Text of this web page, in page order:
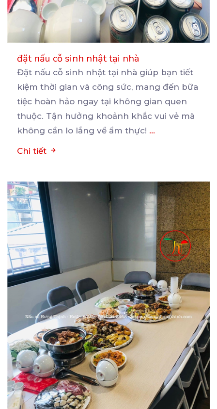
đặt nấu cỗ sinh nhật tại nhà
Đặt nấu cỗ sinh nhật tại nhà giúp bạn tiết
kiệm thời gian và công sức, mang đến bữa
tiệc hoàn hảo ngay tại không gian quen
thuộc. Tận hưởng khoảnh khắc vui vẻ mà
không cần lo lắng về ẩm thực! ...
Chi tiết